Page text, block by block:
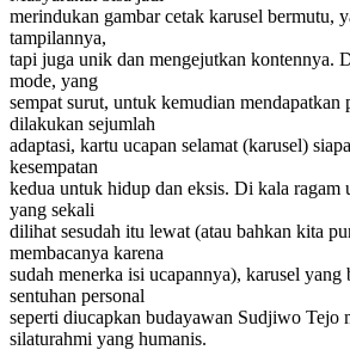
merindukan gambar cetak karusel bermutu,
tampilannya,
tapi juga unik dan mengejutkan kontennya.
mode, yang
sempat surut, untuk kemudian mendapatkan
dilakukan sejumlah
adaptasi, kartu ucapan selamat (karusel)
kesempatan
kedua untuk hidup dan eksis. Di kala ragam
yang sekali
dilihat sesudah itu lewat (atau bahkan kita
membacanya karena
sudah menerka isi ucapannya), karusel yang
sentuhan personal
seperti diucapkan budayawan Sudjiwo Tejo
silaturahmi yang humanis.